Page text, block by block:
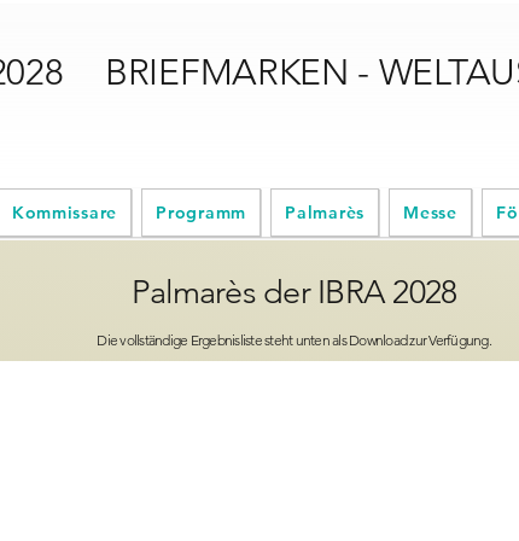
BRIEFMARKEN -
Kommissare Programm Palmarès Messe
Palmarès der IBRA 2028
Die vollständige Ergebnisliste steht unten als Download zur Verfügung.